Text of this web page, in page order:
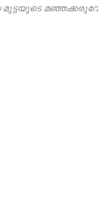
മുട്ടയുടെ